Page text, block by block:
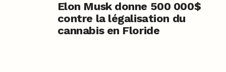
Elon Musk donne 500 000$
contre la légalisation du
cannabis en Floride